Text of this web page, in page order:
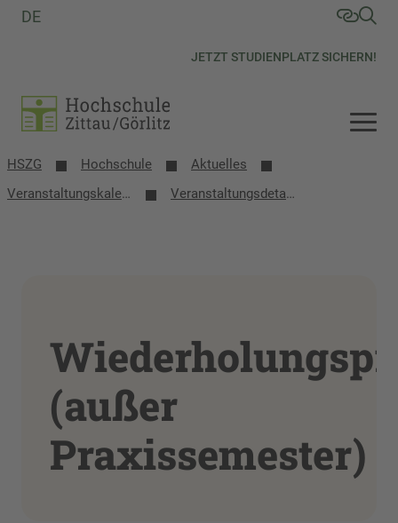
JETZT STUDIENPLATZ SICHERN!
DE
HSZG Hochschule
Aktuelles
Veranstaltungs­kalender
Veranstaltungsdetails
(außer
Praxissemester)